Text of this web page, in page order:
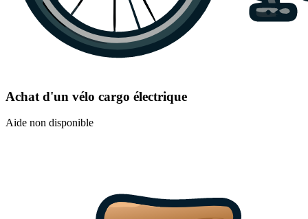
Achat d'un vélo cargo électrique
Aide non disponible